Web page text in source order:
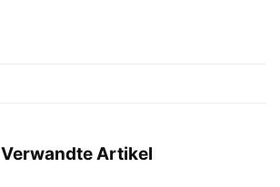
Verwandte Artikel